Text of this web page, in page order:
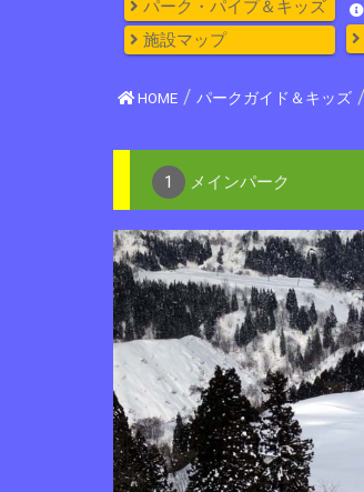
パーク・パイプ＆キッズ
施設マップ
HOME パークガイド＆キッズ
1 メインパーク